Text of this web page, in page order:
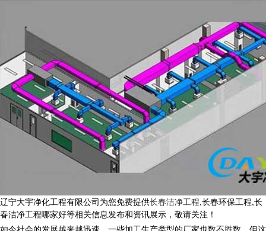
辽宁大宇净化工程有限公司为您免费提供长春洁净工程,长春环保工程,长
春洁净工程哪家好等相关信息发布和资讯展示，敬请关注！
如今社会的发展越来越迅速，一些加工生产类型的厂家也数不胜数，但这